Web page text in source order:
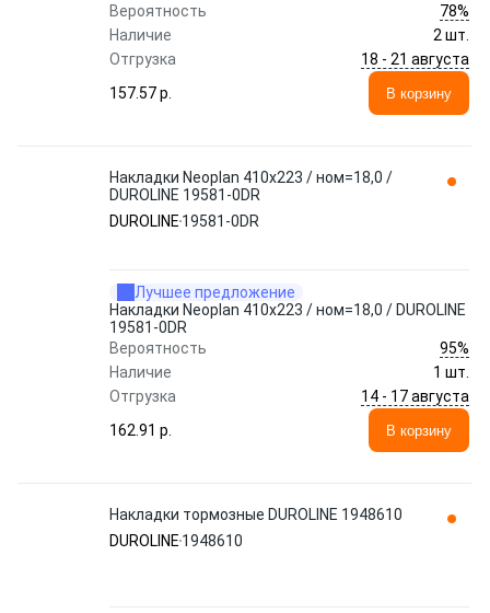
Вероятность
78%
Наличие
2 шт.
Отгрузка
18 - 21 августа
157.57 p.
В корзину
Накладки Neoplan 410x223 / ном=18,0 /
DUROLINE 19581-0DR
DUROLINE 19581-0DR
Лучшее предложение
Накладки Neoplan 410x223 / ном=18,0 / DUROLINE
19581-0DR
Вероятность
95%
Наличие
1 шт.
Отгрузка
14 - 17 августа
162.91 p.
В корзину
Накладки тормозные DUROLINE 1948610
DUROLINE 1948610